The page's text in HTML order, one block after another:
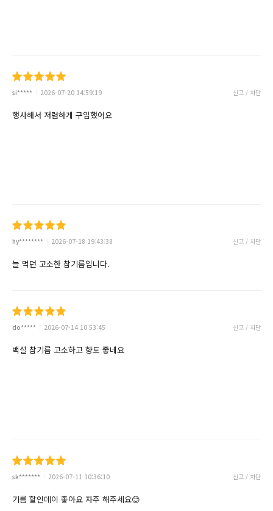
si***** 2026-07-20 14:59:19 신고 / 차단
행사해서 저렴하게 구입했어요
hy******** 2026-07-18 19:43:38 신고 / 차단
늘 먹던 고소한 참기름입니다.
do***** 2026-07-14 10:53:45 신고 / 차단
백설 참기름 고소하고 향도 좋네요
sk******* 2026-07-11 10:36:10 신고 / 차단
기름 할인데이 좋아요 자주 해주세요😊